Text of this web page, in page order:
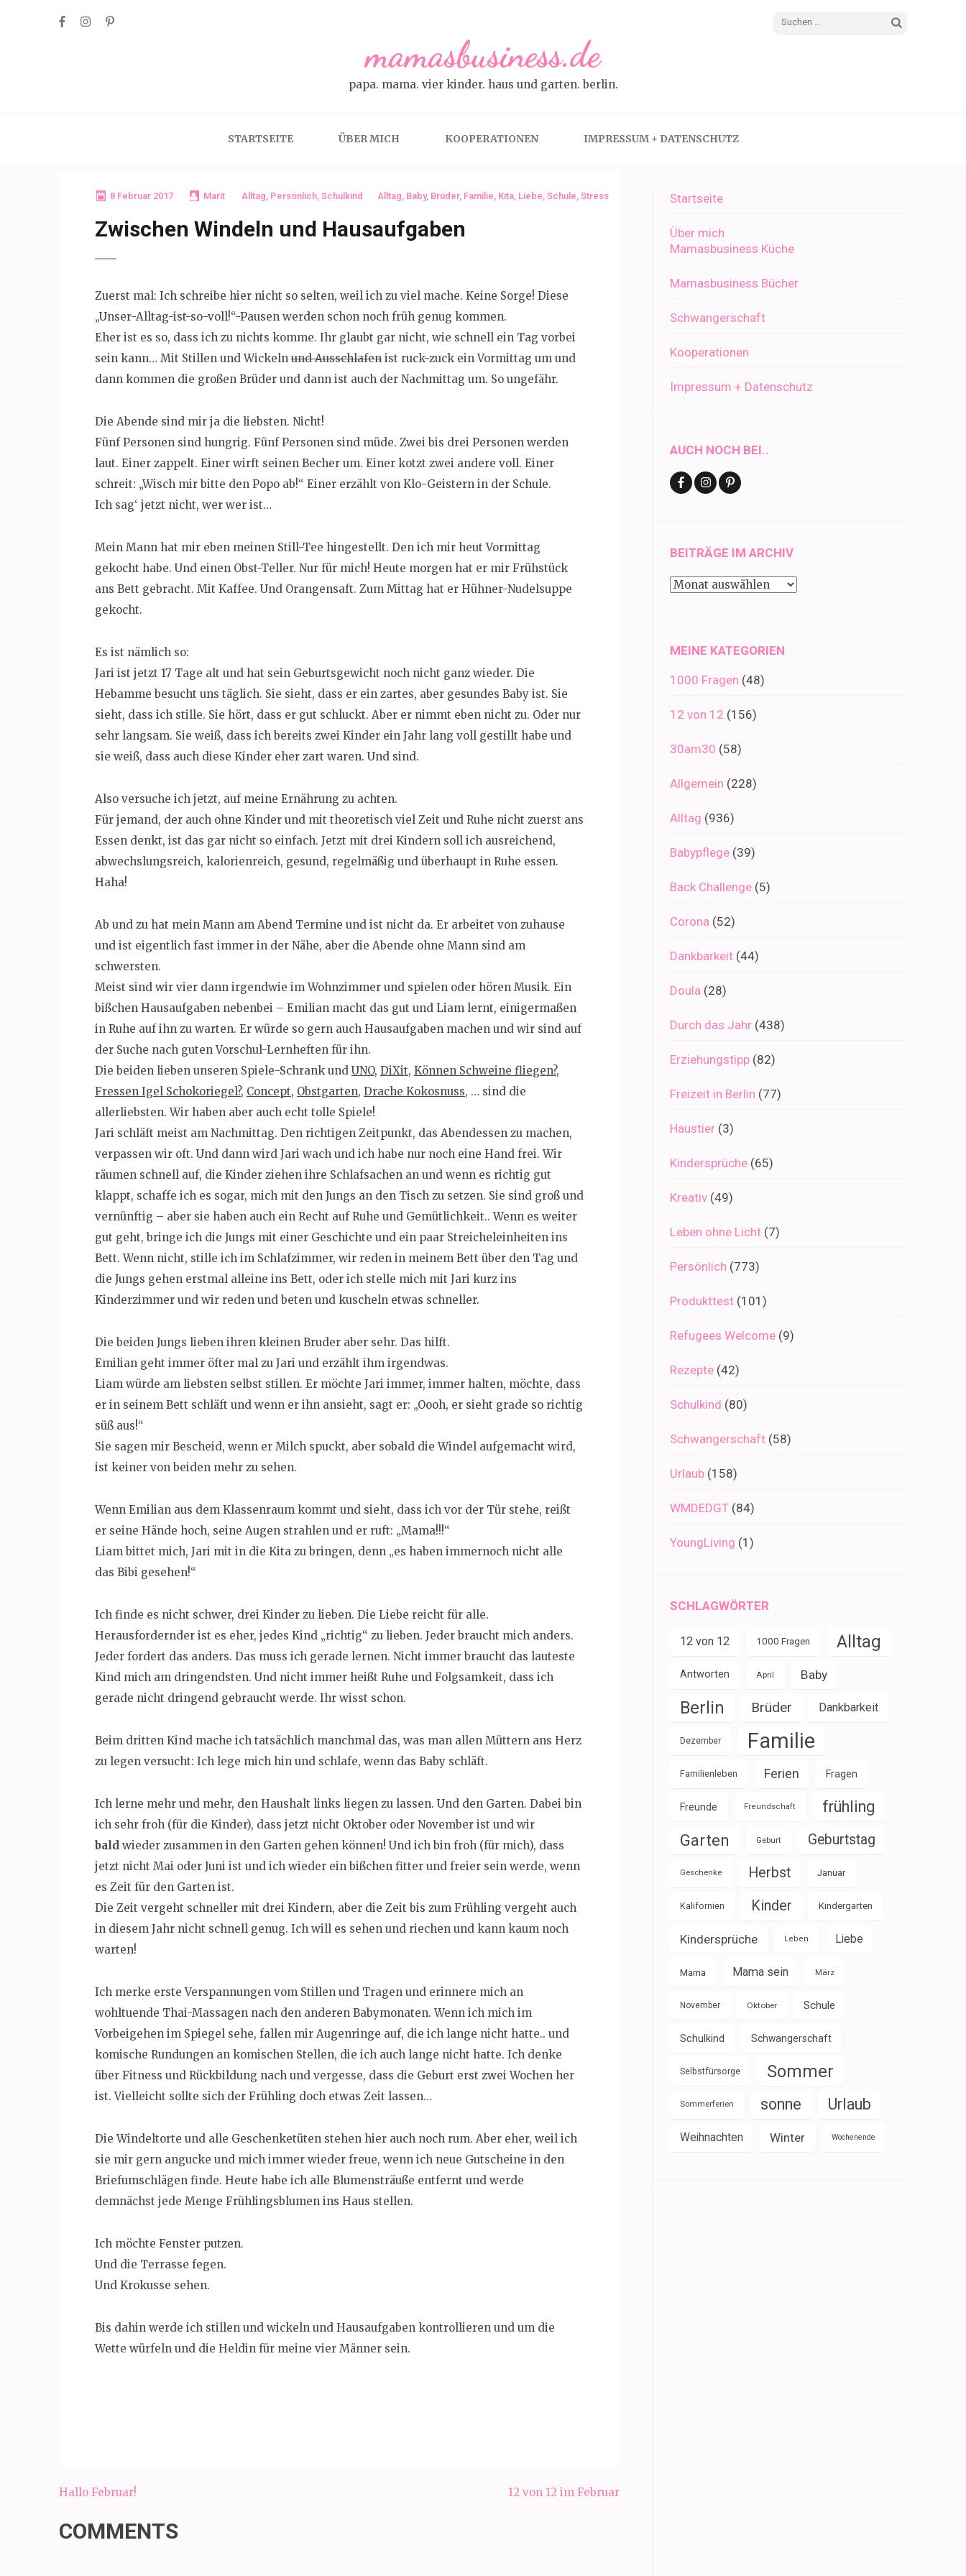
Suchen
mamasbusiness.de
papa. mama. vier kinder. haus und garten. berlin.
STARTSEITE ÜBER MICH KOOPERATIONEN IMPRESSUM + DATENSCHUTZ
8 Februar 2017 Marit Alltag, Persönlich, Schulkind Alltag, Baby, Brüder, Familie, Kita, Liebe, Schule, Stress
Zwischen Windeln und Hausaufgaben
Zuerst mal: Ich schreibe hier nicht so selten, weil ich zu viel mache. Keine Sorge! Diese
„Unser-Alltag-ist-so-voll!“-Pausen werden schon noch früh genug kommen.
Eher ist es so, dass ich zu nichts komme. Ihr glaubt gar nicht, wie schnell ein Tag vorbei
sein kann… Mit Stillen und Wickeln und Ausschlafen ist ruck-zuck ein Vormittag um und
dann kommen die großen Brüder und dann ist auch der Nachmittag um. So ungefähr.
Die Abende sind mir ja die liebsten. Nicht!
Fünf Personen sind hungrig. Fünf Personen sind müde. Zwei bis drei Personen werden
laut. Einer zappelt. Einer wirft seinen Becher um. Einer kotzt zwei andere voll. Einer
schreit: „Wisch mir bitte den Popo ab!“ Einer erzählt von Klo-Geistern in der Schule.
Ich sag‘ jetzt nicht, wer wer ist…
Mein Mann hat mir eben meinen Still-Tee hingestellt. Den ich mir heut Vormittag
gekocht habe. Und einen Obst-Teller. Nur für mich! Heute morgen hat er mir Frühstück
ans Bett gebracht. Mit Kaffee. Und Orangensaft. Zum Mittag hat er Hühner-Nudelsuppe
gekocht.
Es ist nämlich so:
Jari ist jetzt 17 Tage alt und hat sein Geburtsgewicht noch nicht ganz wieder. Die
Hebamme besucht uns täglich. Sie sieht, dass er ein zartes, aber gesundes Baby ist. Sie
sieht, dass ich stille. Sie hört, dass er gut schluckt. Aber er nimmt eben nicht zu. Oder nur
sehr langsam. Sie weiß, dass ich bereits zwei Kinder ein Jahr lang voll gestillt habe und
sie weiß, dass auch diese Kinder eher zart waren. Und sind.
Also versuche ich jetzt, auf meine Ernährung zu achten.
Für jemand, der auch ohne Kinder und mit theoretisch viel Zeit und Ruhe nicht zuerst ans
Essen denkt, ist das gar nicht so einfach. Jetzt mit drei Kindern soll ich ausreichend,
abwechslungsreich, kalorienreich, gesund, regelmäßig und überhaupt in Ruhe essen.
Haha!
Ab und zu hat mein Mann am Abend Termine und ist nicht da. Er arbeitet von zuhause
und ist eigentlich fast immer in der Nähe, aber die Abende ohne Mann sind am
schwersten.
Meist sind wir vier dann irgendwie im Wohnzimmer und spielen oder hören Musik. Ein
bißchen Hausaufgaben nebenbei – Emilian macht das gut und Liam lernt, einigermaßen
in Ruhe auf ihn zu warten. Er würde so gern auch Hausaufgaben machen und wir sind auf
der Suche nach guten Vorschul-Lernheften für ihn.
Die beiden lieben unseren Spiele-Schrank und UNO, DiXit, Können Schweine fliegen?,
Fressen Igel Schokoriegel?, Concept, Obstgarten, Drache Kokosnuss, … sind die
allerliebsten. Wir haben aber auch echt tolle Spiele!
Jari schläft meist am Nachmittag. Den richtigen Zeitpunkt, das Abendessen zu machen,
verpassen wir oft. Und dann wird Jari wach und ich habe nur noch eine Hand frei. Wir
räumen schnell auf, die Kinder ziehen ihre Schlafsachen an und wenn es richtig gut
klappt, schaffe ich es sogar, mich mit den Jungs an den Tisch zu setzen. Sie sind groß und
vernünftig – aber sie haben auch ein Recht auf Ruhe und Gemütlichkeit.. Wenn es weiter
gut geht, bringe ich die Jungs mit einer Geschichte und ein paar Streicheleinheiten ins
Bett. Wenn nicht, stille ich im Schlafzimmer, wir reden in meinem Bett über den Tag und
die Jungs gehen erstmal alleine ins Bett, oder ich stelle mich mit Jari kurz ins
Kinderzimmer und wir reden und beten und kuscheln etwas schneller.
Die beiden Jungs lieben ihren kleinen Bruder aber sehr. Das hilft.
Emilian geht immer öfter mal zu Jari und erzählt ihm irgendwas.
Liam würde am liebsten selbst stillen. Er möchte Jari immer, immer halten, möchte, dass
er in seinem Bett schläft und wenn er ihn ansieht, sagt er: „Oooh, er sieht grade so richtig
süß aus!“
Sie sagen mir Bescheid, wenn er Milch spuckt, aber sobald die Windel aufgemacht wird,
ist keiner von beiden mehr zu sehen.
Wenn Emilian aus dem Klassenraum kommt und sieht, dass ich vor der Tür stehe, reißt
er seine Hände hoch, seine Augen strahlen und er ruft: „Mama!!!“
Liam bittet mich, Jari mit in die Kita zu bringen, denn „es haben immernoch nicht alle
das Bibi gesehen!“
Ich finde es nicht schwer, drei Kinder zu lieben. Die Liebe reicht für alle.
Herausfordernder ist es eher, jedes Kind „richtig“ zu lieben. Jeder braucht mich anders.
Jeder fordert das anders. Das muss ich gerade lernen. Nicht immer braucht das lauteste
Kind mich am dringendsten. Und nicht immer heißt Ruhe und Folgsamkeit, dass ich
gerade nicht dringend gebraucht werde. Ihr wisst schon.
Beim dritten Kind mache ich tatsächlich manchmal das, was man allen Müttern ans Herz
zu legen versucht: Ich lege mich hin und schlafe, wenn das Baby schläft.
Ich lerne mehr und mehr, den Haushalt links liegen zu lassen. Und den Garten. Dabei bin
ich sehr froh (für die Kinder), dass jetzt nicht Oktober oder November ist und wir
bald wieder zusammen in den Garten gehen können! Und ich bin froh (für mich), dass
jetzt nicht Mai oder Juni ist und ich wieder ein bißchen fitter und freier sein werde, wenn
es Zeit für den Garten ist.
Die Zeit vergeht schneller mit drei Kindern, aber die Zeit bis zum Frühling vergeht auch
in diesem Jahr nicht schnell genug. Ich will es sehen und riechen und kann kaum noch
warten!
Ich merke erste Verspannungen vom Stillen und Tragen und erinnere mich an
wohltuende Thai-Massagen nach den anderen Babymonaten. Wenn ich mich im
Vorbeigehen im Spiegel sehe, fallen mir Augenringe auf, die ich lange nicht hatte.. und
komische Rundungen an komischen Stellen, die ich auch lange nicht hatte. Ich denke
über Fitness und Rückbildung nach und vergesse, dass die Geburt erst zwei Wochen her
ist. Vielleicht sollte sich der Frühling doch etwas Zeit lassen…
Die Windeltorte und alle Geschenketüten stehen hier auch noch rum. Aber eher, weil ich
sie mir gern angucke und mich immer wieder freue, wenn ich neue Gutscheine in den
Briefumschlägen finde. Heute habe ich alle Blumensträuße entfernt und werde
demnächst jede Menge Frühlingsblumen ins Haus stellen.
Ich möchte Fenster putzen.
Und die Terrasse fegen.
Und Krokusse sehen.
Bis dahin werde ich stillen und wickeln und Hausaufgaben kontrollieren und um die
Wette würfeln und die Heldin für meine vier Männer sein.
Beitragsnavigation
Hallo Februar! 12 von 12 im Februar
COMMENTS
Startseite
Über mich
Mamasbusiness Küche
Mamasbusiness Bücher
Schwangerschaft
Kooperationen
Impressum + Datenschutz
AUCH NOCH BEI..
BEITRÄGE IM ARCHIV
Beiträge
MEINE KATEGORIEN
1000 Fragen (48)
12 von 12 (156)
30am30 (58)
Allgemein (228)
Alltag (936)
Babypflege (39)
Back Challenge (5)
Corona (52)
Dankbarkeit (44)
Doula (28)
Durch das Jahr (438)
Erziehungstipp (82)
Freizeit in Berlin (77)
Haustier (3)
Kindersprüche (65)
Kreativ (49)
Leben ohne Licht (7)
Persönlich (773)
Produkttest (101)
Refugees Welcome (9)
Rezepte (42)
Schulkind (80)
Schwangerschaft (58)
Urlaub (158)
WMDEDGT (84)
YoungLiving (1)
SCHLAGWÖRTER
12 von 12 1000 Fragen Alltag
Antworten April Baby
Berlin Brüder Dankbarkeit
Dezember Familie
Familienleben Ferien Fragen
Freunde Freundschaft frühling
Garten Geburt Geburtstag
Geschenke Herbst Januar
Kalifornien Kinder Kindergarten
Kindersprüche Leben Liebe
Mama Mama sein März
November Oktober Schule
Schulkind Schwangerschaft
Selbstfürsorge Sommer
Sommerferien sonne Urlaub
Weihnachten Winter Wochenende